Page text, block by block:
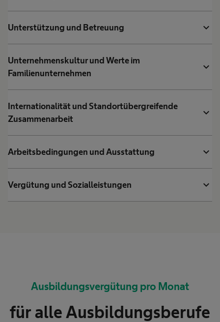
Unterstützung und Betreuung expand_more
Unternehmenskultur und Werte im
Familienunternehmen
expand_more
Internationalität und Standortübergreifende
Zusammenarbeit
expand_more
Arbeitsbedingungen und Ausstattung expand_more
Vergütung und Sozialleistungen expand_more
Ausbildungsvergütung pro Monat
für alle Ausbildungsberufe